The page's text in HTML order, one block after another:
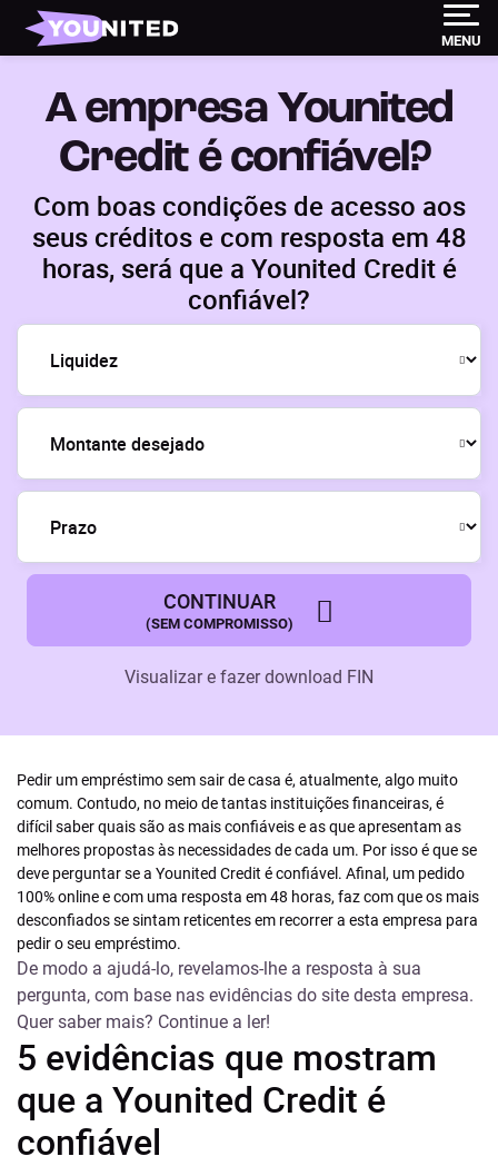
MENU
A empresaYounited
Credité confiável?
Com boas condições de acesso aos
seus créditos e com resposta em 48
horas, será que a Younited Credité
confiável?
CONTINUAR
(SEM COMPROMISSO)
Visualizar e fazer download FIN
Pedir um empréstimo sem sair de casa é, atualmente, algo muito
comum. Contudo, no meio de tantas instituições financeiras, é
difícil saber quais são as mais confiáveis e as que apresentam as
melhores propostas às necessidades de cada um. Por isso é que se
deve perguntar se a Younited Credit é confiável. Afinal, um pedido
100% online e com uma resposta em 48 horas, faz com que os mais
desconfiados se sintam reticentes em recorrer a esta empresa para
pedir o seu empréstimo.
De modo a ajudá-lo, revelamos-lhe a resposta à sua
pergunta, com base nas evidências do site desta empresa.
Quer saber mais? Continue a ler!
5 evidências que mostram
que a Younited Credit é
confiável